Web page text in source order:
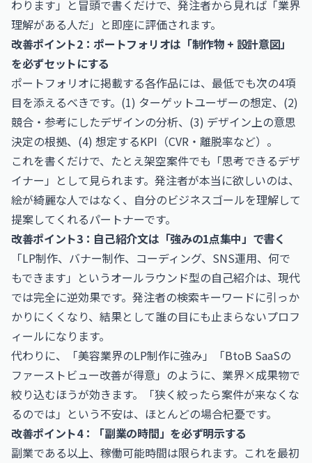
わります」と冒頭で書くだけで、発注者から見れば「業界
理解がある人だ」と即座に評価されます。
改善ポイント2：ポートフォリオは「制作物 + 設計意図」
を必ずセットにする
ポートフォリオに掲載する各作品には、最低でも次の4項
目を添えるべきです。(1) ターゲットユーザーの想定、(2)
競合・参考にしたデザインの分析、(3) デザイン上の意思
決定の根拠、(4) 想定するKPI（CVR・離脱率など）。
これを書くだけで、たとえ架空案件でも「思考できるデザ
イナー」として見られます。発注者が本当に欲しいのは、
絵が綺麗な人ではなく、自分のビジネスゴールを理解して
提案してくれるパートナーです。
改善ポイント3：自己紹介文は「強みの1点集中」で書く
「LP制作、バナー制作、コーディング、SNS運用、何で
もできます」というオールラウンド型の自己紹介は、現代
では完全に逆効果です。発注者の検索キーワードに引っか
かりにくくなり、結果として誰の目にも止まらないプロフ
ィールになります。
代わりに、「美容業界のLP制作に強み」「BtoB SaaSの
ファーストビュー改善が得意」のように、業界×成果物で
絞り込むほうが効きます。「狭く絞ったら案件が来なくな
るのでは」という不安は、ほとんどの場合杞憂です。
改善ポイント4：「副業の時間」を必ず明示する
副業である以上、稼働可能時間は限られます。これを最初